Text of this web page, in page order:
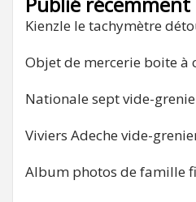
Kienzle le tachymètre
Objet de mercerie boite à
Nationale sept vide-
Viviers Adeche vide-
Album photos de famille